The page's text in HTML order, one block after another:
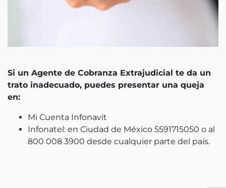
Si un Agente de Cobranza Extrajudicial te da un
trato inadecuado, puedes presentar una queja
en:
Mi Cuenta Infonavit
Infonatel: en Ciudad de México 5591715050 o al
800 008 3900 desde cualquier parte del país.